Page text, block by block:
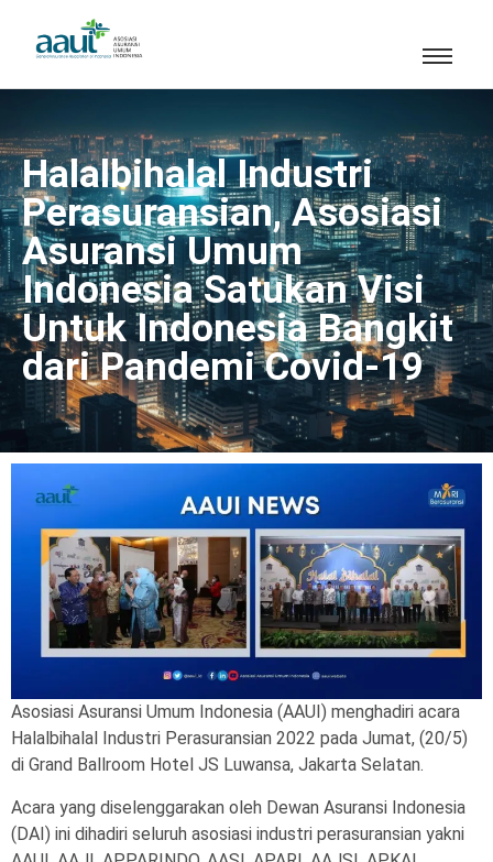
Halalbihalal Industri
Perasuransian, Asosiasi
Asuransi Umum
Indonesia Satukan Visi
Untuk Indonesia Bangkit
dari Pandemi Covid-19
Asosiasi Asuransi Umum Indonesia (AAUI) menghadiri acara
Halalbihalal Industri Perasuransian 2022 pada Jumat, (20/5)
di Grand Ballroom Hotel JS Luwansa, Jakarta Selatan.
Acara yang diselenggarakan oleh Dewan Asuransi Indonesia
(DAI) ini dihadiri seluruh asosiasi industri perasuransian yakni